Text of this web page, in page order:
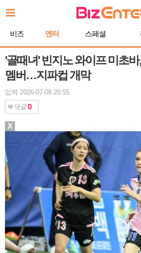
문
비즈 엔터 스페셜
'골때녀' 빈지노 와이프 미초
멤버…지파컵 개막
입력 2026-07-08 20:55
댓글 0
X